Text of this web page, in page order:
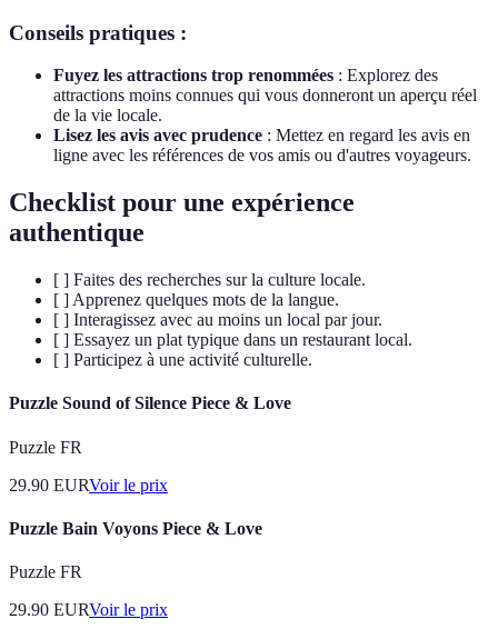
Conseils pratiques :
Fuyez les attractions trop renommées : Explorez des
attractions moins connues qui vous donneront un aperçu réel
de la vie locale.
Lisez les avis avec prudence : Mettez en regard les avis en
ligne avec les références de vos amis ou d'autres voyageurs.
Checklist pour une expérience
authentique
[ ] Faites des recherches sur la culture locale.
[ ] Apprenez quelques mots de la langue.
[ ] Interagissez avec au moins un local par jour.
[ ] Essayez un plat typique dans un restaurant local.
[ ] Participez à une activité culturelle.
Puzzle Sound of Silence Piece & Love
Puzzle FR
29.90 EURVoir le prix
Puzzle Bain Voyons Piece & Love
Puzzle FR
29.90 EURVoir le prix